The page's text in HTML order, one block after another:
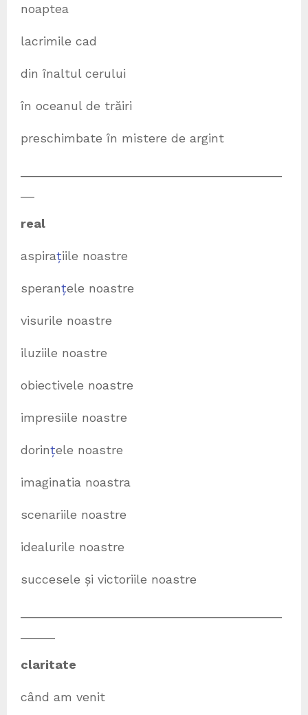
noaptea
lacrimile cad
din înaltul cerului
în oceanul de trăiri
preschimbate în mistere de argint
real
aspirațiile noastre
speranțele noastre
visurile noastre
iluziile noastre
obiectivele noastre
impresiile noastre
dorințele noastre
imaginatia noastra
scenariile noastre
idealurile noastre
succesele și victoriile noastre
claritate
când am venit